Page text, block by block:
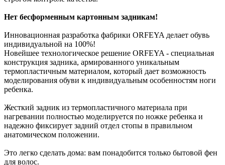
Нет бесформенным картонным задникам!
Инновационная разработка фабрики ORFEYA делает обувь
индивидуальной на 100%!
Новейшее технологическое решение ORFEYA - специальная
конструкция задника, армированного уникальным
термопластичным материалом, который дает возможность
моделирования обуви к индивидуальным особенностям ноги
ребенка.
Жесткий задник из термопластичного материала при
нагревании полностью моделируется по ножке ребенка и
надежно фиксирует задний отдел стопы в правильном
анатомическом положении.
Это легко сделать дома: вам понадобится только бытовой фен
для волос.